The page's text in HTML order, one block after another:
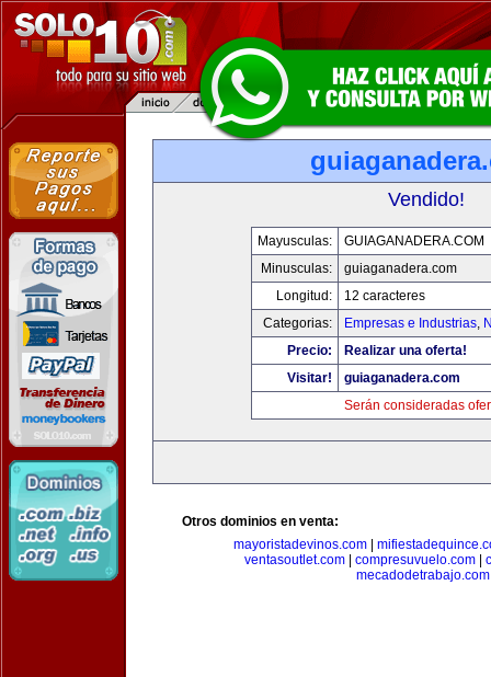
Vendido!
Mayusculas:
GUIAGANADERA.COM
Minusculas:
guiaganadera.com
Longitud:
12 caracteres
Categorias:
Empresas e Industrias,
Precio:
Realizar una oferta!
Visitar!
guiaganadera.com
Serán consideradas
Otros dominios en venta:
mayoristadevinos.com
ventasoutlet.com
compresuvuelo.com
mecadodetrabajo.com